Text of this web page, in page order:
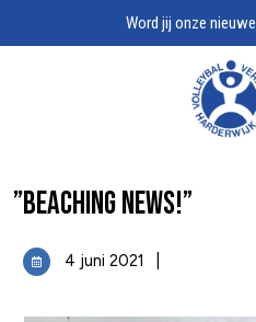
Word jij onze nieuwe
”Beaching News!”
4 juni 2021